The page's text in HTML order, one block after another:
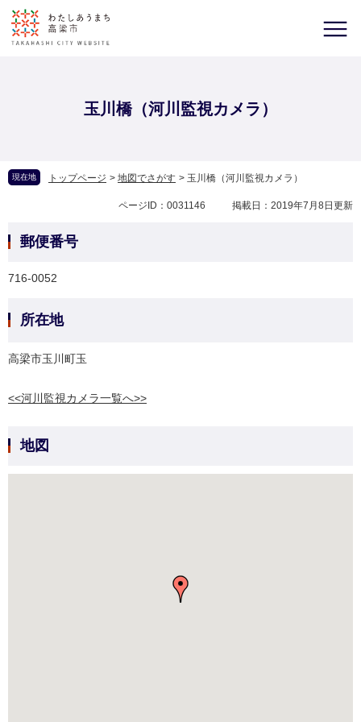
玉川橋（河川監視カメラ）
現在地 トップページ > 地図でさがす > 玉川橋（河川監視カメラ）
ページID：0031146 掲載日：2019年7月8日更新
郵便番号
716-0052
所在地
高梁市玉川町玉
<<河川監視カメラ一覧へ>>
地図